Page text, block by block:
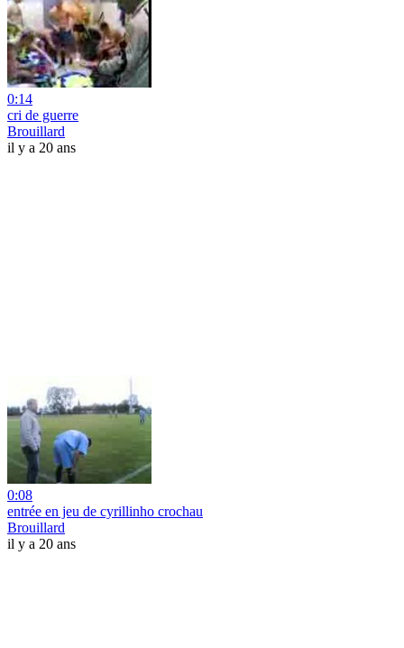
0:14
cri de guerre
Brouillard
il y a 20 ans
0:08
entrée en jeu de cyrillinho crochau
Brouillard
il y a 20 ans